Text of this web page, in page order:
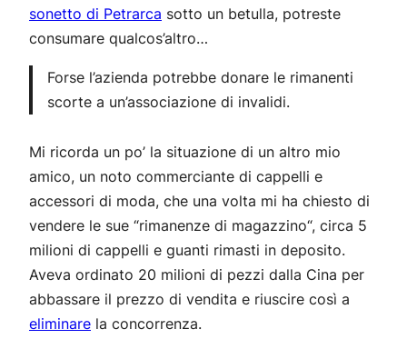
sonetto di Petrarca sotto un betulla, potreste
consumare qualcos’altro…
Forse l’azienda potrebbe donare le rimanenti
scorte a un’associazione di invalidi.
Mi ricorda un po’ la situazione di un altro mio
amico, un noto commerciante di cappelli e
accessori di moda, che una volta mi ha chiesto di
vendere le sue “rimanenze di magazzino“, circa 5
milioni di cappelli e guanti rimasti in deposito.
Aveva ordinato 20 milioni di pezzi dalla Cina per
abbassare il prezzo di vendita e riuscire così a
eliminare la concorrenza.